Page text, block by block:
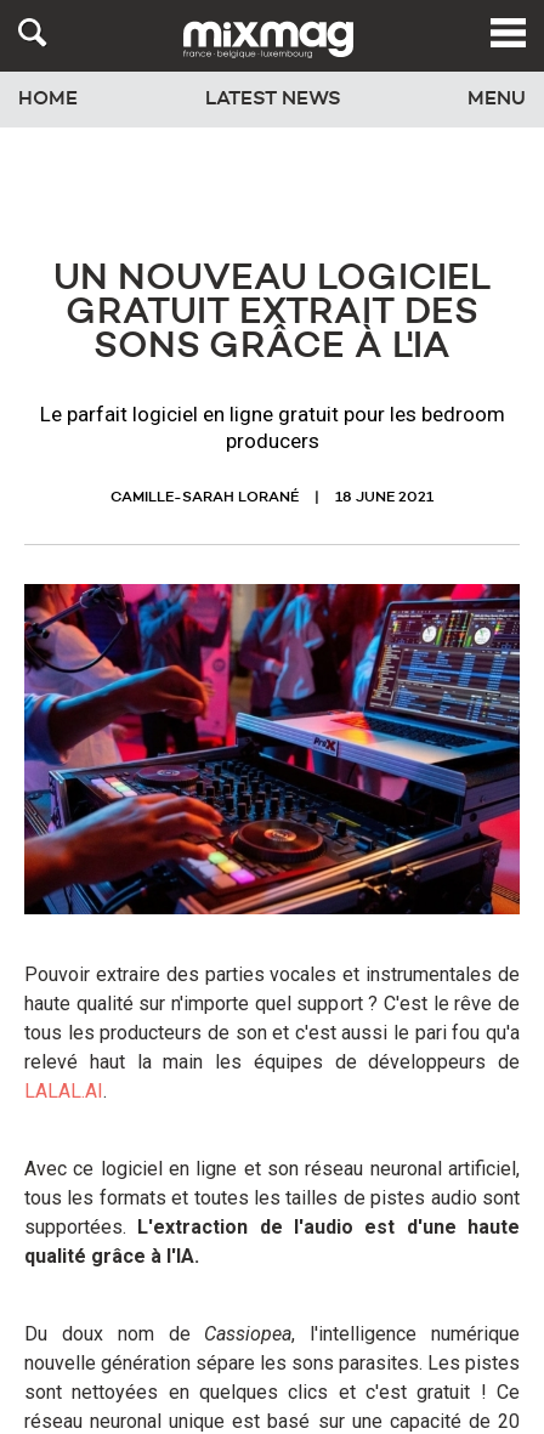
HOME LATEST NEWS MENU
UN NOUVEAU LOGICIEL
GRATUIT EXTRAIT DES
SONS GRÂCE À L'IA
Le parfait logiciel en ligne gratuit pour les bedroom
producers
CAMILLE-SARAH LORANÉ 18 JUNE 2021
Pouvoir extraire des parties vocales et instrumentales de
haute qualité sur n'importe quel support ? C'est le rêve de
tous les producteurs de son et c'est aussi le pari fou qu'a
relevé haut la main les équipes de développeurs de
LALAL.AI.
Avec ce logiciel en ligne et son réseau neuronal artificiel,
tous les formats et toutes les tailles de pistes audio sont
supportées. L'extraction de l'audio est d'une haute
qualité grâce à l'IA.
Du doux nom de Cassiopea, l'intelligence numérique
nouvelle génération sépare les sons parasites. Les pistes
sont nettoyées en quelques clics et c'est gratuit ! Ce
réseau neuronal unique est basé sur une capacité de 20